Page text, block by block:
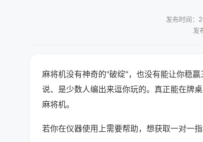
发布时间：
发
麻将机没有神奇的"破绽"，也没有能让你稳
说、是少数人编出来逗你玩的。真正能在牌
麻将机。
若你在仪器使用上需要帮助，想获取一对一